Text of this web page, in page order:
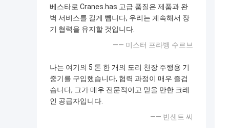
베스타로 Cranes.has 고급 품질은 제품과 완
벽 서비스를 길게 뺍니다, 우리는 계속해서 장
기 협력을 유지할 것입니다.
—— 미스터 프라뱅 수르브
나는 여기의 5 톤 한 개의 도리 천장 주행용 기
중기를 구입했습니다, 협력 과정이 매우 즐겁
습니다, 그가 매우 전문적이고 믿을 만한 크레
인 공급자입니다.
—— 빈센트 씨